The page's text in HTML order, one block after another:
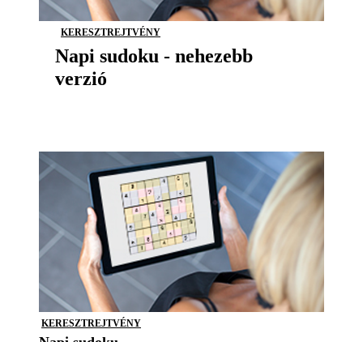
KERESZTREJTVÉNY
Napi sudoku - nehezebb
verzió
KERESZTREJTVÉNY